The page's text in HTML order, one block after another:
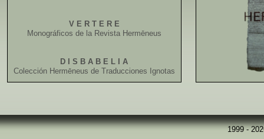
V E R T E R E
Monográficos de la Revista Hermēneus
D I S B A B E L I A
Colección Hermēneus de Traducciones Ignotas
1999 -